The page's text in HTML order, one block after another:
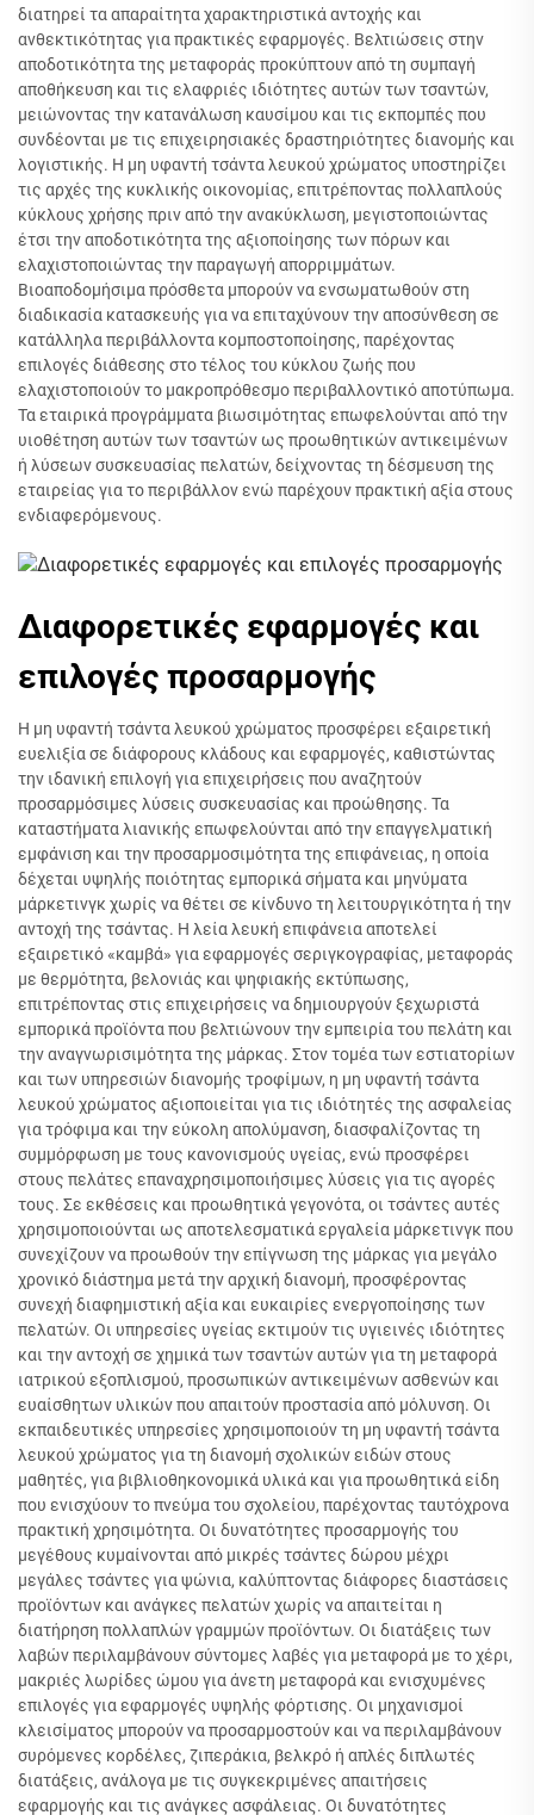
διατηρεί τα απαραίτητα χαρακτηριστικά αντοχής και
ανθεκτικότητας για πρακτικές εφαρμογές. Βελτιώσεις στην
αποδοτικότητα της μεταφοράς προκύπτουν από τη συμπαγή
αποθήκευση και τις ελαφριές ιδιότητες αυτών των τσαντών,
μειώνοντας την κατανάλωση καυσίμου και τις εκπομπές που
συνδέονται με τις επιχειρησιακές δραστηριότητες διανομής και
λογιστικής. Η μη υφαντή τσάντα λευκού χρώματος υποστηρίζει
τις αρχές της κυκλικής οικονομίας, επιτρέποντας πολλαπλούς
κύκλους χρήσης πριν από την ανακύκλωση, μεγιστοποιώντας
έτσι την αποδοτικότητα της αξιοποίησης των πόρων και
ελαχιστοποιώντας την παραγωγή απορριμμάτων.
Βιοαποδομήσιμα πρόσθετα μπορούν να ενσωματωθούν στη
διαδικασία κατασκευής για να επιταχύνουν την αποσύνθεση σε
κατάλληλα περιβάλλοντα κομποστοποίησης, παρέχοντας
επιλογές διάθεσης στο τέλος του κύκλου ζωής που
ελαχιστοποιούν το μακροπρόθεσμο περιβαλλοντικό αποτύπωμα.
Τα εταιρικά προγράμματα βιωσιμότητας επωφελούνται από την
υιοθέτηση αυτών των τσαντών ως προωθητικών αντικειμένων
ή λύσεων συσκευασίας πελατών, δείχνοντας τη δέσμευση της
εταιρείας για το περιβάλλον ενώ παρέχουν πρακτική αξία στους
ενδιαφερόμενους.
Διαφορετικές εφαρμογές και
επιλογές προσαρμογής
Η μη υφαντή τσάντα λευκού χρώματος προσφέρει εξαιρετική
ευελιξία σε διάφορους κλάδους και εφαρμογές, καθιστώντας
την ιδανική επιλογή για επιχειρήσεις που αναζητούν
προσαρμόσιμες λύσεις συσκευασίας και προώθησης. Τα
καταστήματα λιανικής επωφελούνται από την επαγγελματική
εμφάνιση και την προσαρμοσιμότητα της επιφάνειας, η οποία
δέχεται υψηλής ποιότητας εμπορικά σήματα και μηνύματα
μάρκετινγκ χωρίς να θέτει σε κίνδυνο τη λειτουργικότητα ή την
αντοχή της τσάντας. Η λεία λευκή επιφάνεια αποτελεί
εξαιρετικό «καμβά» για εφαρμογές σεριγκογραφίας, μεταφοράς
με θερμότητα, βελονιάς και ψηφιακής εκτύπωσης,
επιτρέποντας στις επιχειρήσεις να δημιουργούν ξεχωριστά
εμπορικά προϊόντα που βελτιώνουν την εμπειρία του πελάτη και
την αναγνωρισιμότητα της μάρκας. Στον τομέα των εστιατορίων
και των υπηρεσιών διανομής τροφίμων, η μη υφαντή τσάντα
λευκού χρώματος αξιοποιείται για τις ιδιότητές της ασφαλείας
για τρόφιμα και την εύκολη απολύμανση, διασφαλίζοντας τη
συμμόρφωση με τους κανονισμούς υγείας, ενώ προσφέρει
στους πελάτες επαναχρησιμοποιήσιμες λύσεις για τις αγορές
τους. Σε εκθέσεις και προωθητικά γεγονότα, οι τσάντες αυτές
χρησιμοποιούνται ως αποτελεσματικά εργαλεία μάρκετινγκ που
συνεχίζουν να προωθούν την επίγνωση της μάρκας για μεγάλο
χρονικό διάστημα μετά την αρχική διανομή, προσφέροντας
συνεχή διαφημιστική αξία και ευκαιρίες ενεργοποίησης των
πελατών. Οι υπηρεσίες υγείας εκτιμούν τις υγιεινές ιδιότητες
και την αντοχή σε χημικά των τσαντών αυτών για τη μεταφορά
ιατρικού εξοπλισμού, προσωπικών αντικειμένων ασθενών και
ευαίσθητων υλικών που απαιτούν προστασία από μόλυνση. Οι
εκπαιδευτικές υπηρεσίες χρησιμοποιούν τη μη υφαντή τσάντα
λευκού χρώματος για τη διανομή σχολικών ειδών στους
μαθητές, για βιβλιοθηκονομικά υλικά και για προωθητικά είδη
που ενισχύουν το πνεύμα του σχολείου, παρέχοντας ταυτόχρονα
πρακτική χρησιμότητα. Οι δυνατότητες προσαρμογής του
μεγέθους κυμαίνονται από μικρές τσάντες δώρου μέχρι
μεγάλες τσάντες για ψώνια, καλύπτοντας διάφορες διαστάσεις
προϊόντων και ανάγκες πελατών χωρίς να απαιτείται η
διατήρηση πολλαπλών γραμμών προϊόντων. Οι διατάξεις των
λαβών περιλαμβάνουν σύντομες λαβές για μεταφορά με το χέρι,
μακριές λωρίδες ώμου για άνετη μεταφορά και ενισχυμένες
επιλογές για εφαρμογές υψηλής φόρτισης. Οι μηχανισμοί
κλεισίματος μπορούν να προσαρμοστούν και να περιλαμβάνουν
συρόμενες κορδέλες, ζιπεράκια, βελκρό ή απλές διπλωτές
διατάξεις, ανάλογα με τις συγκεκριμένες απαιτήσεις
εφαρμογής και τις ανάγκες ασφάλειας. Οι δυνατότητες